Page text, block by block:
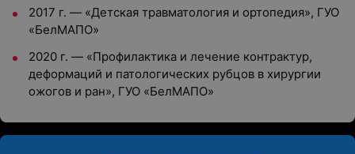
2017 г. — «Детская травматология и ортопедия», ГУО
«БелМАПО»
2020 г. — «Профилактика и лечение контрактур,
деформаций и патологических рубцов в хирургии
ожогов и ран», ГУО «БелМАПО»